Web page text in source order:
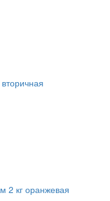
2 кг оранжевая